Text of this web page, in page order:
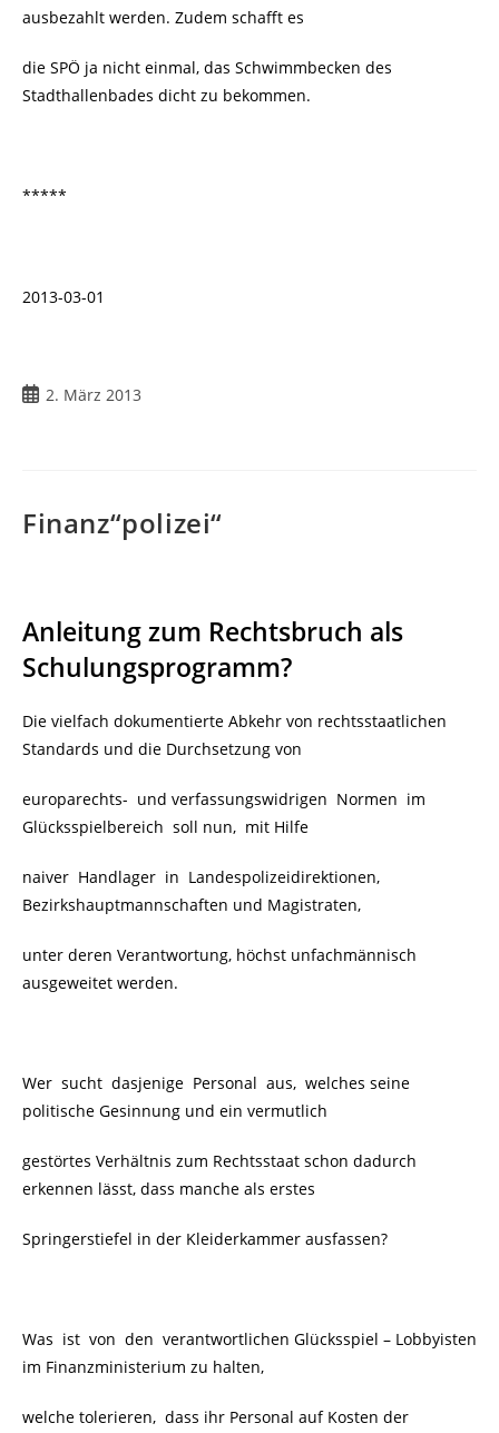
ausbezahlt werden. Zudem schafft es
die SPÖ ja nicht einmal, das Schwimmbecken des
Stadthallenbades dicht zu bekommen.
*****
2013-03-01
2. März 2013
Finanz“polizei“
Anleitung zum Rechtsbruch als
Schulungsprogramm?
Die vielfach dokumentierte Abkehr von rechtsstaatlichen
Standards und die Durchsetzung von
europarechts- und verfassungswidrigen Normen im
Glücksspielbereich soll nun, mit Hilfe
naiver Handlager in Landespolizeidirektionen,
Bezirkshauptmannschaften und Magistraten,
unter deren Verantwortung, höchst unfachmännisch
ausgeweitet werden.
Wer sucht dasjenige Personal aus, welches seine
politische Gesinnung und ein vermutlich
gestörtes Verhältnis zum Rechtsstaat schon dadurch
erkennen lässt, dass manche als erstes
Springerstiefel in der Kleiderkammer ausfassen?
Was ist von den verantwortlichen Glücksspiel – Lobbyisten
im Finanzministerium zu halten,
welche tolerieren, dass ihr Personal auf Kosten der